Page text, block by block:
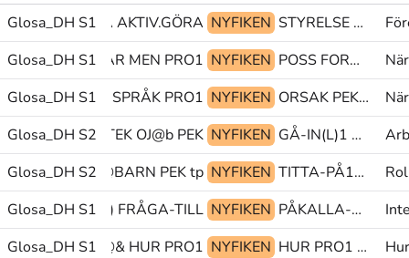
Glosa_DH S1
MEDLEM BÖRJA AKTIV.GÖRA NYFIKEN STYRELSE TIDEN-GÅR(L) zzz@z
Glosa_DH S1KLAR MEN PRO1 NYFIKEN POSS FORM(77b)+BESKRIVNING@p FORM(7b)+UTSTRÄCKNING@p>bröst
Glosa_DH S1
EGEN TECKENSPRÅK PRO1 NYFIKEN ORSAK PEK POSS1
Glosa_DH S2APOTEK OJ@b PEK NYFIKEN GÅ-IN(L)1 GLOSA:(HÄLSA-TILL) PEK
Glosa_DH S2
BARN PEK tp@& NYFIKEN TITTA-PÅ1@z PRO1 FÖRSTÅ-INTE(Lb)
Glosa_DH S1
FRÅGA-TILL NYFIKEN PÅKALLA-UPPMÄRKSAMHET(J) ITALIEN(7b)@en ALLTID
Glosa_DH S1tp@& HUR PRO1 NYFIKEN HUR PRO1 PRATA(5)